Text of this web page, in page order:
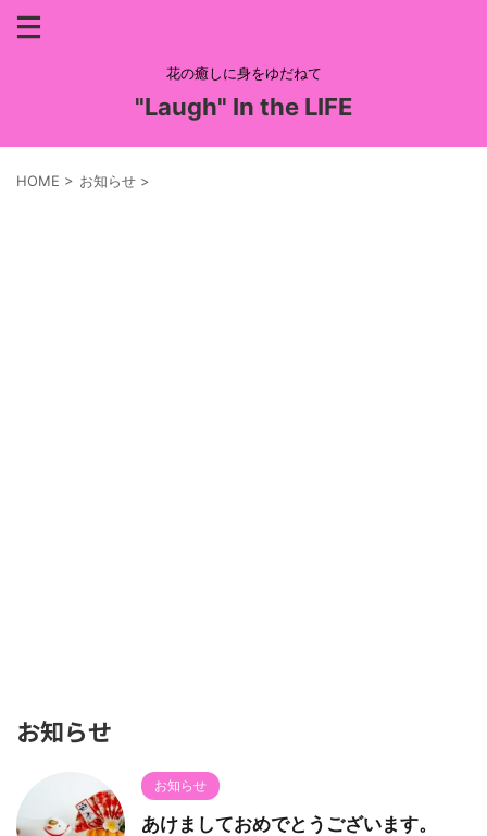
花の癒しに身をゆだねて
"Laugh" In the LIFE
HOME > お知らせ >
お知らせ
お知らせ
あけましておめでとうございます。